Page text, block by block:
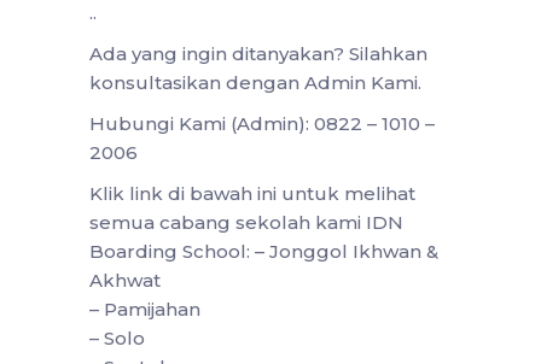
..
Ada yang ingin ditanyakan? Silahkan
konsultasikan dengan Admin Kami.
Hubungi Kami (Admin): 0822 – 1010 –
2006
Klik link di bawah ini untuk melihat
semua cabang sekolah kami IDN
Boarding School: – Jonggol Ikhwan &
Akhwat
– Pamijahan
– Solo